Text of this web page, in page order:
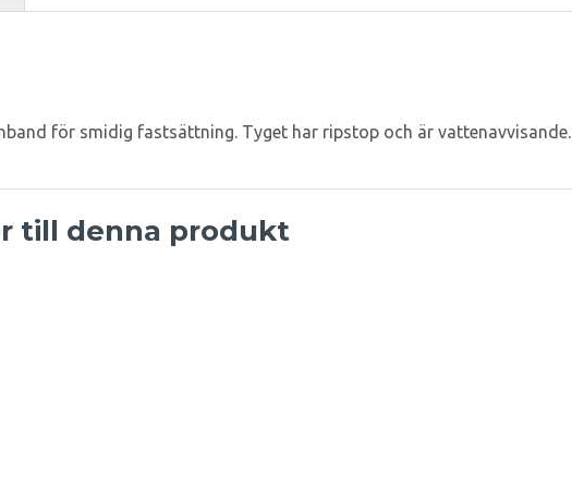
för smidig fastsättning. Tyget har ripstop och är vattenavvisande.
till denna produkt